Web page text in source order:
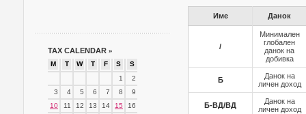
TAX CALENDAR »
M T W T F S
S
1
2
3
4 5 6 7 8
9
10
11 12 13 14 15
16
Име Данок
/
Минимален
глобален
данок на
добивка
Б
Данок на
личен доход
Б-ВД/ВД
Данок на
личен доход